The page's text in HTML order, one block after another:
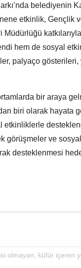
belediyenin
etkinlik, Gençlik
Müdürlüğü
hem de sosyal
palyaço
bir araya
biri olarak hayata
etkinliklerle
görüşmeler ve
desteklenmesi